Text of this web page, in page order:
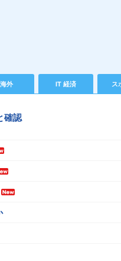
海外 IT 経済 ス
確認